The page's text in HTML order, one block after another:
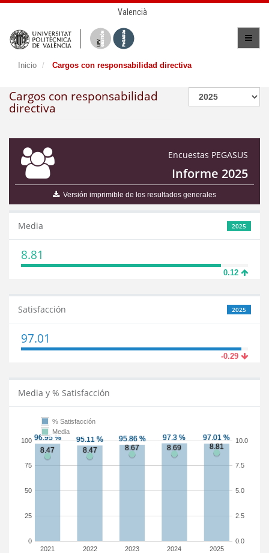
Valencià
Inicio Cargos con responsabilidad directiva
Cargos con responsabilidad
directiva
Encuestas PEGASUS
Informe 2025
Versión imprimible de los resultados generales
2025
Media
8.81
0.12
2025
Satisfacción
97.01
-0.29
Media y % Satisfacción
2021 2022 2023 2024 2025
0
25
50
75
100
0.0
2.5
5.0
7.5
10.0
% Satisfacción
Media